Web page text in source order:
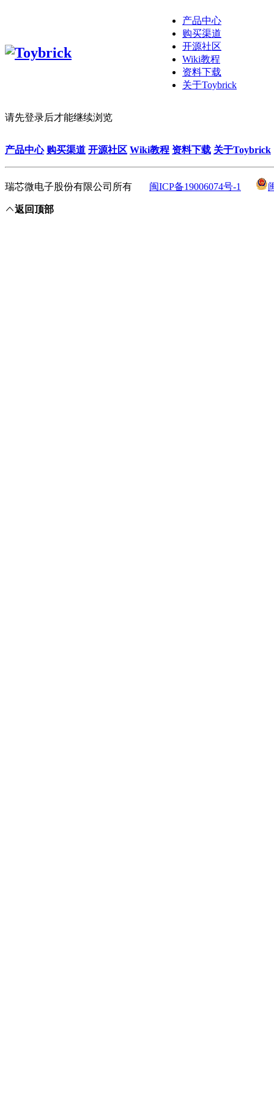
产品中心
购买渠道
开源社区
Wiki教程
资料下载
关于Toybrick
请先登录后才能继续浏览
产品中心 购买渠道 开源社区 Wiki教程 资料下载 关于Toybrick
瑞芯微电子股份有限公司所有 闽ICP备19006074号-1
返回顶部